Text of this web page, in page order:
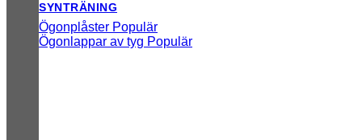
SYNTRÄNING
Ögonplåster
Ögonlappar av tyg